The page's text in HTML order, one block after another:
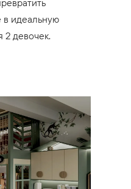
идеальную
2 девочек.